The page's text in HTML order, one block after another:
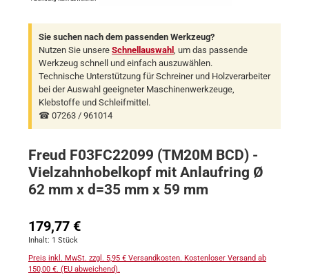
Sie suchen nach dem passenden Werkzeug?
Nutzen Sie unsere Schnellauswahl , um das passende
Werkzeug schnell und einfach auszuwählen.
Technische Unterstützung für Schreiner und Holzverarbeiter
bei der Auswahl geeigneter Maschinenwerkzeuge,
Klebstoffe und Schleifmittel.
☎ 07263 / 961014
Freud F03FC22099 (TM20M BCD) -
Vielzahnhobelkopf mit Anlaufring Ø
62 mm x d=35 mm x 59 mm
Regulärer Preis:
179,77 €
Inhalt: 1 Stück
Preis inkl. MwSt. zzgl. 5,95 € Versandkosten. Kostenloser Versand ab
150,00 €. (EU abweichend).